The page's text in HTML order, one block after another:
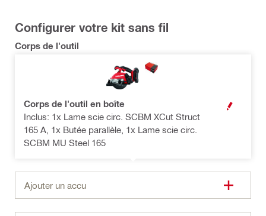
Configurer votre kit sans fil
Corps de l'outil
Corps de l'outil en boîte
Inclus: 1x Lame scie circ. SCBM XCut Struct
165 A, 1x Butée parallèle, 1x Lame scie circ.
SCBM MU Steel 165
MODALE
Ajouter un accu